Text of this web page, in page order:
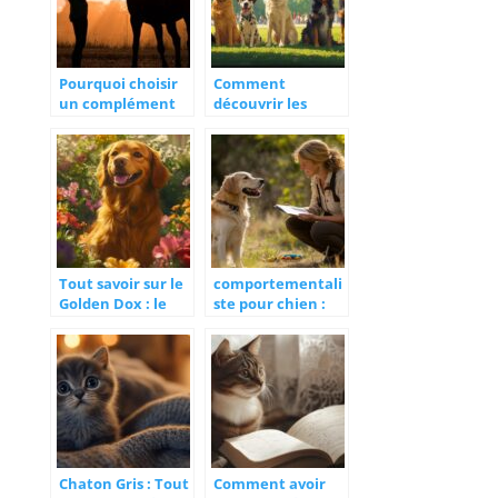
Pourquoi choisir
un complément
l’estomac de votre
cheval ?
Comment
découvrir les
de chiens et
choisir la plus
adaptée à votre
mode de vie
Tout savoir sur le
Golden Dox : le
mélange de
Golden Retriever
et Teckel
comportementali
ste pour chien :
le bon expert
pour votre
compagnon
Chaton Gris : Tout
Comment avoir